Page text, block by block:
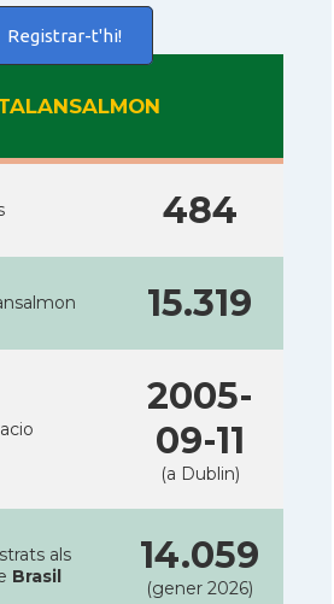
Registrar-t'hi!
484
15.319
2005-
09-11
(a Dublin)
als
Brasil 14.059
(gener 2026)